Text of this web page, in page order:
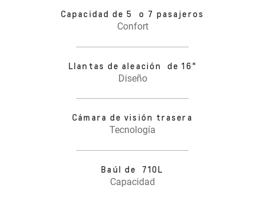
Capacidad de 5 o 7 pasajeros
Confort
Llantas de aleación de 16"
Diseño
Cámara de visión trasera
Tecnología
Baúl de 710L
Capacidad